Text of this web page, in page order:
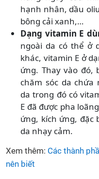
hạnh nhân, dầu
bông cải xanh,…
Dạng vitamin E
ngoài da có thể ở
khác, vitamin E ở
ứng. Thay vào đó,
chăm sóc da
da trong đó có
E đã được pha
ứng, kích ứng, đặc
da nhạy cảm.
Xem thêm: Các thành
nên biết